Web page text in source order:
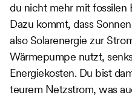
du nicht mehr mit fossilen
Dazu kommt, dass
also Solarenergie zur
Wärmepumpe nutzt,
Energiekosten. Du bist
teurem Netzstrom, was